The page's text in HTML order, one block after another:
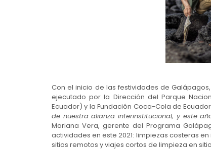
Con el inicio de las festividades de
ejecutado por la Dirección del Parque
Ecuador) y la Fundación Coca-Cola de
de nuestra alianza interinstitucional, y este
Mariana Vera, gerente del Programa
actividades en este 2021: limpiezas costeras
sitios remotos y viajes cortos de limpieza en